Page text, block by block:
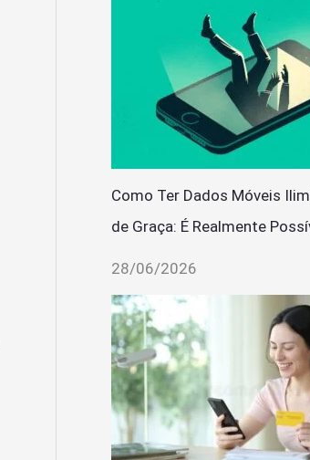
Como Ter Dados Móveis
de Graça: É Realmente
28/06/2026